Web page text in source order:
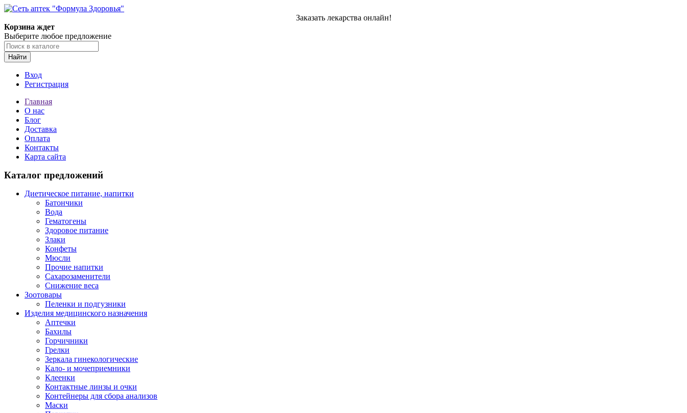
Заказать лекарства онлайн!
Корзина ждет
Выберите любое предложение
Найти
Вход
Регистрация
Главная
О нас
Блог
Доставка
Оплата
Контакты
Карта сайта
Каталог предложений
Диетическое питание, напитки
Батончики
Вода
Гематогены
Здоровое питание
Злаки
Конфеты
Мюсли
Прочие напитки
Сахарозаменители
Снижение веса
Зоотовары
Пеленки и подгузники
Изделия медицинского назначения
Аптечки
Бахилы
Горчичники
Грелки
Зеркала гинекологические
Кало- и мочеприемники
Клеенки
Контактные линзы и очки
Контейнеры для сбора анализов
Маски